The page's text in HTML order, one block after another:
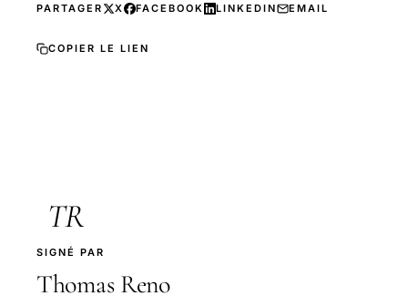
PARTAGER X FACEBOOK LINKEDIN EMAIL
COPIER LE LIEN
TR
SIGNÉ PAR
Thomas Reno